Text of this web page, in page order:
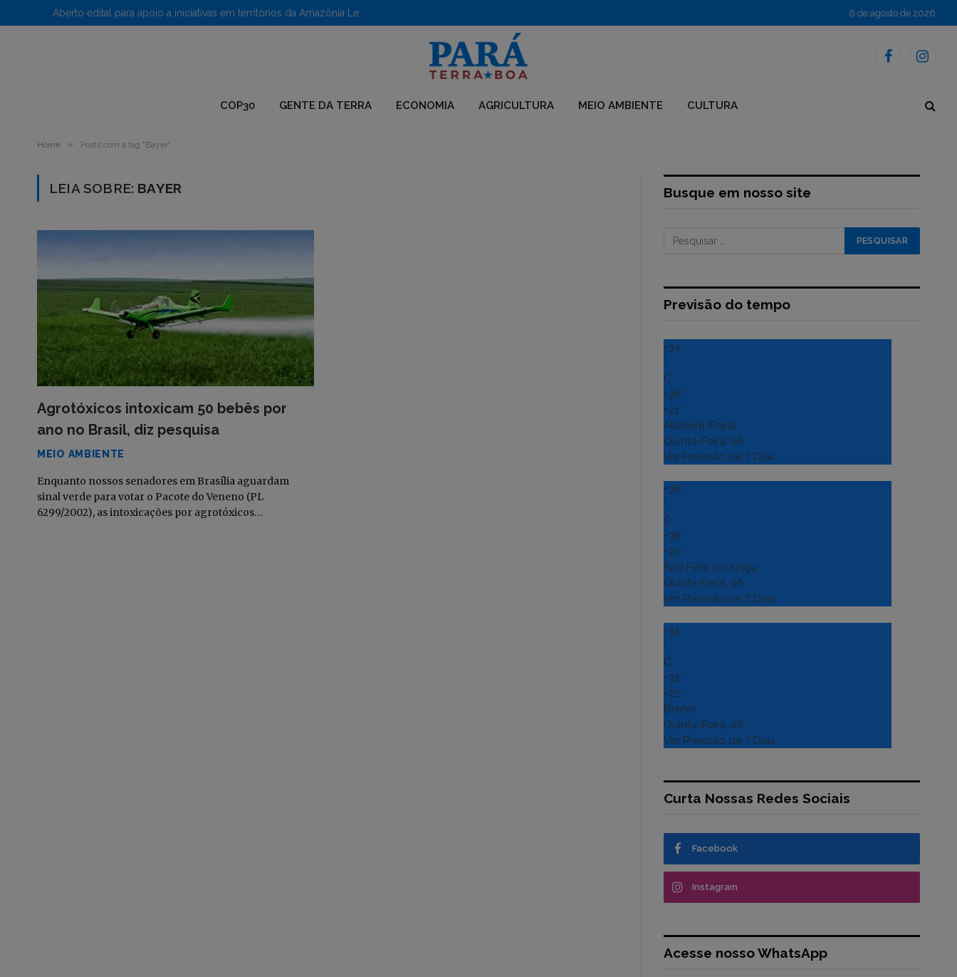
6 de agosto de 2026
Facebook
COP30 GENTE DA TERRA ECONOMIA AGRICULTURA MEIO AMBIENTE CULTURA
Home » Posts com a tag "Bayer"
LEIA SOBRE: BAYER
Agrotóxicos intoxicam 50 bebês por
ano no Brasil, diz pesquisa
MEIO AMBIENTE
Enquanto nossos senadores em Brasília aguardam
sinal verde para votar o Pacote do Veneno (PL
6299/2002), as intoxicações por agrotóxicos…
Busque em nosso site
Previsão do tempo
+34
°
C
+36°
+21°
Altamira (Para)
Quinta-Feira, 06
Ver Previsão de 7 Dias
+36
°
C
+38°
+23°
Sao Felix do Xingu
Quinta-Feira, 06
Ver Previsão de 7 Dias
+32
°
C
+32°
+22°
Belém
Quinta-Feira, 06
Ver Previsão de 7 Dias
Curta Nossas Redes Sociais
Facebook
Instagram
Acesse nosso WhatsApp